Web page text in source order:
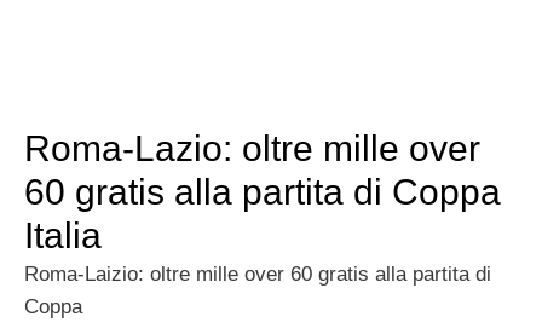
Roma-Lazio: oltre mille over
60 gratis alla partita di Coppa
Italia
Roma-Laizio: oltre mille over 60 gratis alla partita di
Coppa